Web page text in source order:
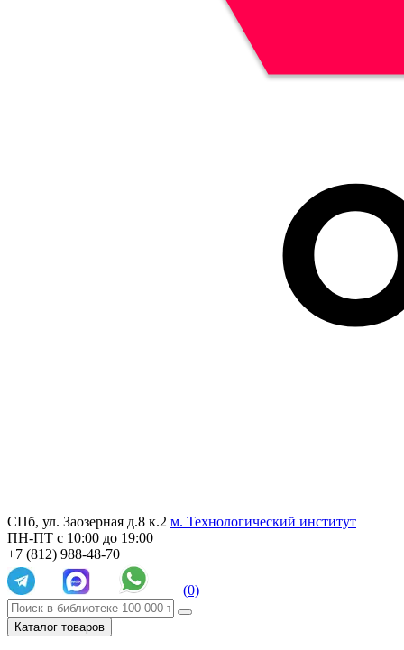
СПб, ул. Заозерная д.8 к.2 м. Технологический институт
ПН-ПТ с 10:00 до 19:00
+7 (812) 988-48-70
(0)
Каталог товаров